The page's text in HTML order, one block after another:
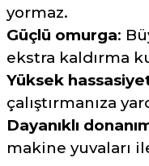
yormaz.
Güçlü omurga:
ekstra kaldırma
Yüksek
çalıştırmanıza
Dayanıklı
makine yuvaları